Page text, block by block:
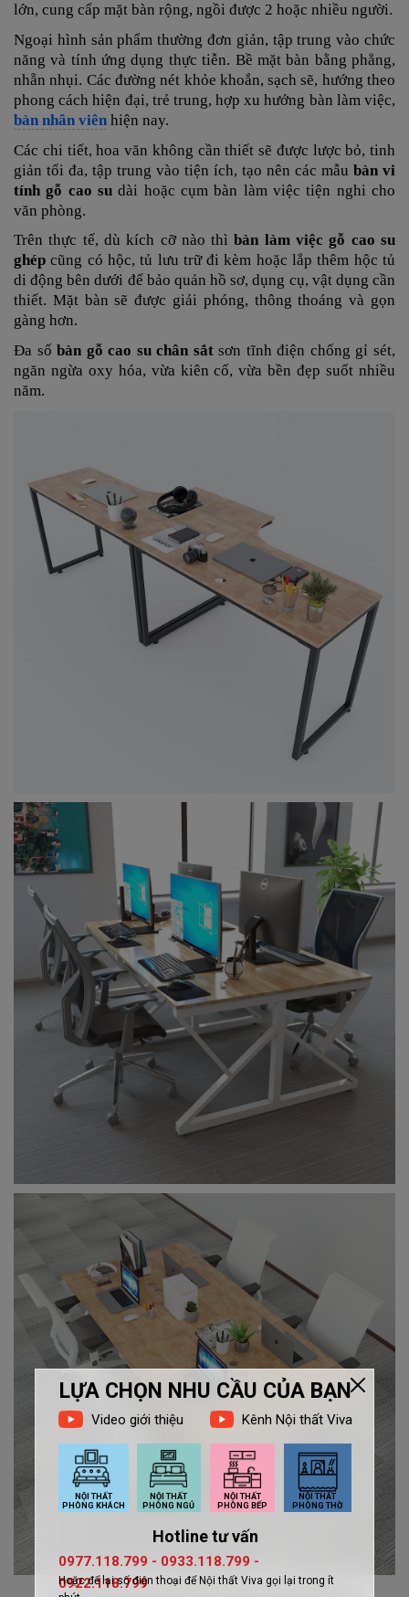
lớn, cung cấp mặt bàn rộng, ngồi được 2 hoặc nhiều người.
Ngoại hình sản phẩm thường đơn giản, tập trung vào chức
năng và tính ứng dụng thực tiễn. Bề mặt bàn bằng phẳng,
nhẵn nhụi. Các đường nét khỏe khoắn, sạch sẽ, hướng theo
phong cách hiện đại, trẻ trung, hợp xu hướng bàn làm việc,
bàn nhân viên hiện nay.
Các chi tiết, hoa văn không cần thiết sẽ được lược bỏ, tinh
giản tối đa, tập trung vào tiện ích, tạo nên các mẫu bàn vi
tính gỗ cao su dài hoặc cụm bàn làm việc tiện nghi cho
văn phòng.
Trên thực tế, dù kích cỡ nào thìbàn làm việc gỗ cao su
ghép cũng có hộc, tủ lưu trữ đi kèm hoặc lắp thêm hộc tủ
di động bên dưới để bảo quản hồ sơ, dụng cụ, vật dụng cần
thiết. Mặt bàn sẽ được giải phóng, thông thoáng và gọn
gàng hơn.
Đa sốbàn gỗ cao su chân sắtsơn tĩnh điện chống gỉ sét,
ngăn ngừa oxy hóa, vừa kiên cố, vừa bền đẹp suốt nhiều
năm.